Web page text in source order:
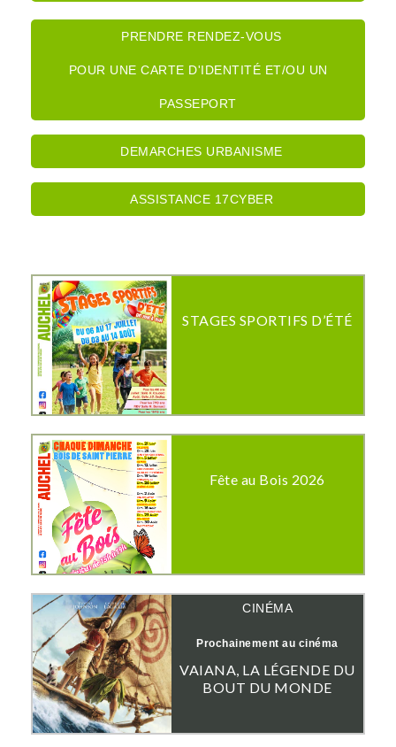
PRENDRE RENDEZ-VOUS
POUR UNE CARTE D'IDENTITÉ ET/OU UN
PASSEPORT
DEMARCHES URBANISME
ASSISTANCE 17CYBER
STAGES SPORTIFS D’ÉTÉ
Fête au Bois 2026
CINÉMA
Prochainement au cinéma
VAIANA, LA LÉGENDE DU
BOUT DU MONDE